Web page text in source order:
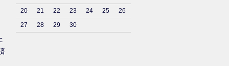
20
21 22 23 24 25
26
27
28 29 30